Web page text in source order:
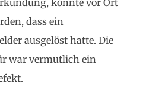
könnte vor Ort
dass ein
ausgelöst hatte. Die
war vermutlich ein